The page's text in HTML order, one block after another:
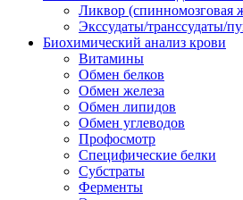
Ликвор (спинномозговая
Экссудаты/транссудаты/
Биохимический анализ крови
Витамины
Обмен белков
Обмен железа
Обмен липидов
Обмен углеводов
Профосмотр
Специфические белки
Субстраты
Ферменты